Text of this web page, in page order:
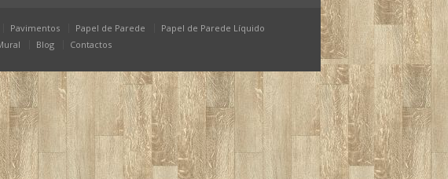
Janeiro 2025
Março 2024
Janeiro 2024
Outubro 2023
Julho 2023
Março 2023
Fevereiro 2023
Pavimentos Papel de Parede
Papel de Parede Líquido
Blog Contactos